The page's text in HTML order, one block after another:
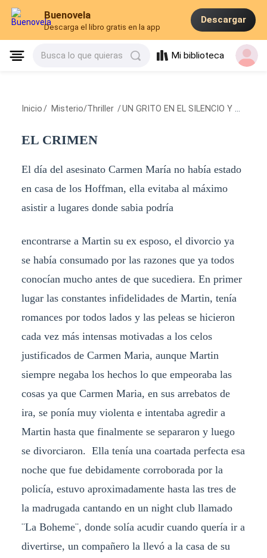
Buenovela
Descarga el libro gratis en la app
Descargar
Busca lo que quieras Mi biblioteca
Inicio / Misterio/Thriller /UN GRITO EN EL SILENCIO Y UN CRIMEN
EL CRIMEN
El día del asesinato Carmen María no había estado
en casa de los Hoffman, ella evitaba al máximo
asistir a lugares donde sabia podría
encontrarse a Martin su ex esposo, el divorcio ya
se había consumado por las razones que ya todos
conocían mucho antes de que sucediera. En primer
lugar las constantes infidelidades de Martin, tenía
romances por todos lados y las peleas se hicieron
cada vez más intensas motivadas a los celos
justificados de Carmen Maria, aunque Martin
siempre negaba los hechos lo que empeoraba las
cosas ya que Carmen Maria, en sus arrebatos de
ira, se ponía muy violenta e intentaba agredir a
Martin hasta que finalmente se separaron y luego
se divorciaron. Ella tenía una coartada perfecta esa
noche que fue debidamente corroborada por la
policía, estuvo aproximadamente hasta las tres de
la madrugada cantando en un night club llamado
¨La Boheme¨, donde solía acudir cuando quería ir a
divertirse, un compañero la llevó a la casa de su